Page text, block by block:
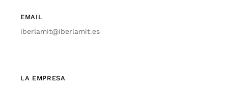
EMAIL
iberlamit@iberlamit.es
LA EMPRESA